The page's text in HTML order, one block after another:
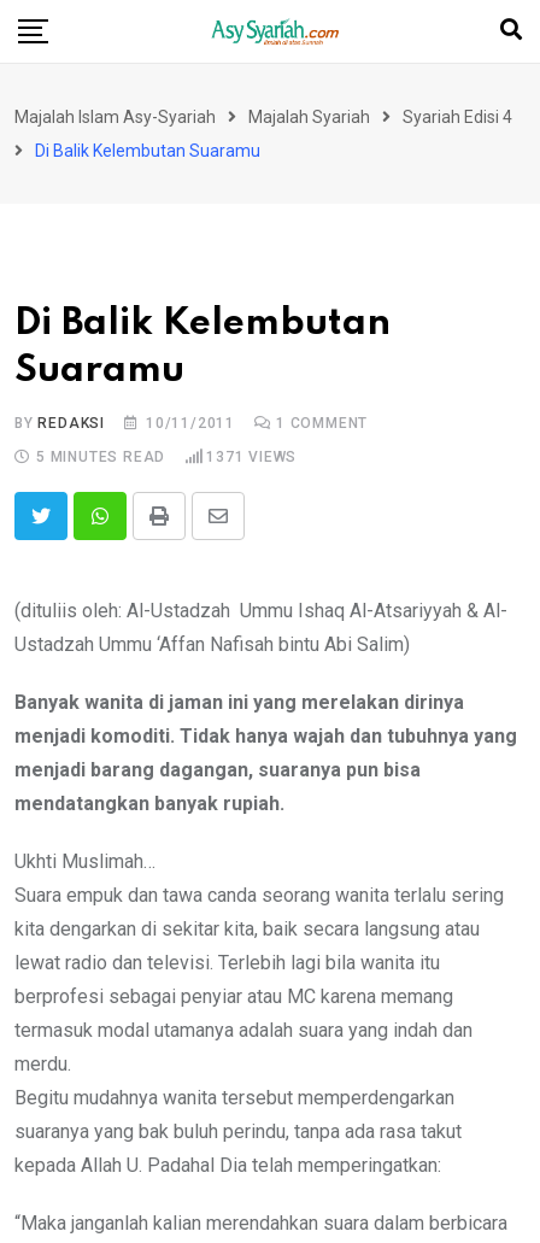
Skip
Majalah Islam Asy-Syariah Majalah Syariah
Syariah Edisi 4
Di Balik Kelembutan Suaramu
Di Balik Kelembutan
Suaramu
BYREDAKSI 10/11/2011 1 COMMENT
5 MINUTES READ
1371 VIEWS
Print
Share
Email
(dituliis oleh: Al-Ustadzah Ummu Ishaq Al-Atsariyyah & Al-
Ustadzah Ummu ‘Affan Nafisah bintu Abi Salim)
Banyak wanita di jaman ini yang merelakan dirinya
menjadi komoditi. Tidak hanya wajah dan tubuhnya yang
menjadi barang dagangan, suaranya pun bisa
mendatangkan banyak rupiah.
Ukhti Muslimah…
Suara empuk dan tawa canda seorang wanita terlalu sering
kita dengarkan di sekitar kita, baik secara langsung atau
lewat radio dan televisi. Terlebih lagi bila wanita itu
berprofesi sebagai penyiar atau MC karena memang
termasuk modal utamanya adalah suara yang indah dan
merdu.
Begitu mudahnya wanita tersebut memperdengarkan
suaranya yang bak buluh perindu, tanpa ada rasa takut
kepada Allah U. Padahal Dia telah memperingatkan:
“Maka janganlah kalian merendahkan suara dalam berbicara